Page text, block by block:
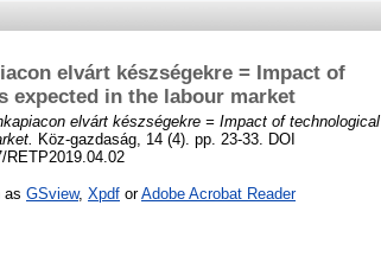
elvárt készségekre = Impact of
expected in the labour market
elvárt készségekre = Impact of technological
Köz-gazdaság, 14 (4). pp. 23-33. DOI
RETP2019.04.02
as GSview, Xpdf orAdobe Acrobat Reader